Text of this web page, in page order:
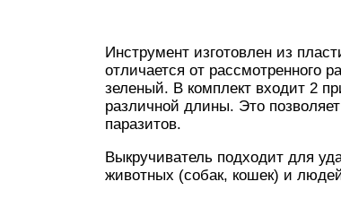
Инструмент изготовлен из
отличается от рассмотренного
зеленый. В комплект входит 2
различной длины. Это
паразитов.
Выкручиватель подходит для
животных (собак, кошек) и